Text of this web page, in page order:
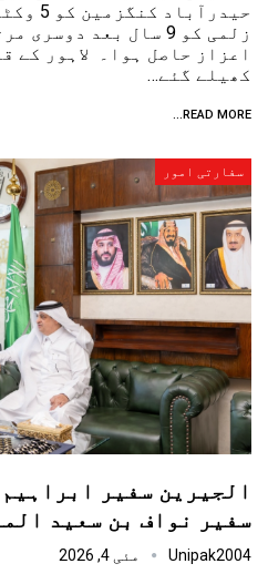
زلمی کو 9 سال بعد
اعزاز حاصل ہوا۔ لاہور کے
کھیلے گئے…
READ MORE...
سفارتی امور
الجیرین سفیر
سفیر نواف بن سعید
Unipak2004 مئی 4, 2026